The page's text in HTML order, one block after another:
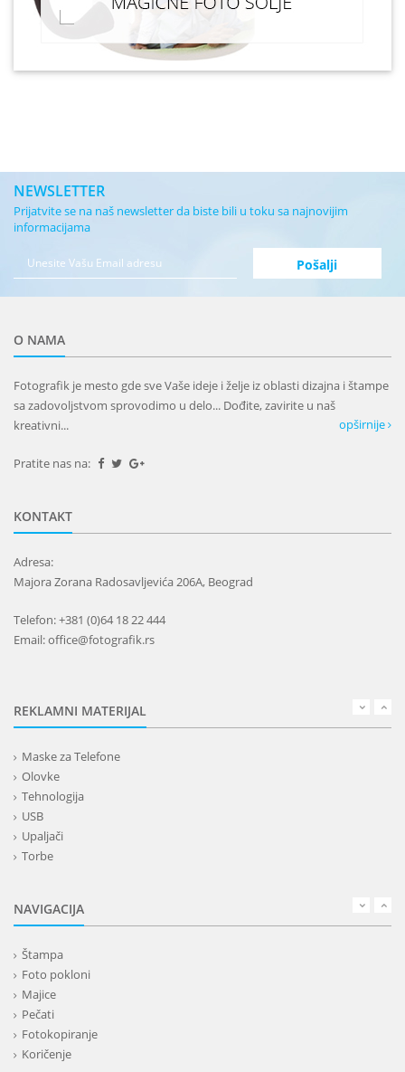
NEWSLETTER
Prijatvite se na naš newsletter da biste bili u toku sa najnovijim
informacijama
O NAMA
Fotografik je mesto gde sve Vaše ideje i želje iz oblasti dizajna i štampe
sa zadovoljstvom sprovodimo u delo... Dođite, zavirite u naš
kreativni...
opširnije
Pratite nas na:
KONTAKT
Adresa:
Majora Zorana Radosavljevića 206A, Beograd
Telefon: +381 (0)64 18 22 444
Email: office@fotografik.rs
REKLAMNI MATERIJAL
Maske za Telefone
Olovke
Tehnologija
USB
Upaljači
Torbe
Alati i oprema
Kišobrani
Kućni setovi
Tekstil
Kape
Rokovnici
Kalendari
NAVIGACIJA
Štampa
Foto pokloni
Majice
Pečati
Fotokopiranje
Koričenje